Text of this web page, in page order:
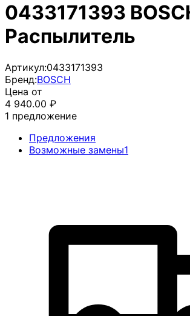
0433171393
Распылитель
Артикул:0433171393
Бренд:BOSCH
Цена от
4 940.00 ₽
1 предложение
Предложения
Возможные замены1